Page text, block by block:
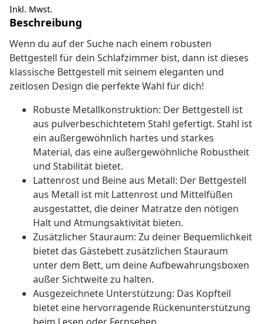
Inkl. Mwst.
Beschreibung
Wenn du auf der Suche nach einem robusten
Bettgestell für dein Schlafzimmer bist, dann ist dieses
klassische Bettgestell mit seinem eleganten und
zeitlosen Design die perfekte Wahl für dich!
Robuste Metallkonstruktion: Der Bettgestell ist
aus pulverbeschichtetem Stahl gefertigt. Stahl ist
ein außergewöhnlich hartes und starkes
Material, das eine außergewöhnliche Robustheit
und Stabilität bietet.
Lattenrost und Beine aus Metall: Der Bettgestell
aus Metall ist mit Lattenrost und Mittelfüßen
ausgestattet, die deiner Matratze den nötigen
Halt und Atmungsaktivität bieten.
Zusätzlicher Stauraum: Zu deiner Bequemlichkeit
bietet das Gästebett zusätzlichen Stauraum
unter dem Bett, um deine Aufbewahrungsboxen
außer Sichtweite zu halten.
Ausgezeichnete Unterstützung: Das Kopfteil
bietet eine hervorragende Rückenunterstützung